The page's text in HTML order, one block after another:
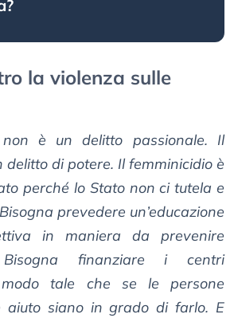
la violenza sulle
è un delitto passionale. Il
delitto di potere. Il femminicidio è
perché lo Stato non ci tutela e
prevedere un’educazione
in maniera da prevenire
finanziare i centri
tale che se le persone
aiuto siano in grado di farlo. E